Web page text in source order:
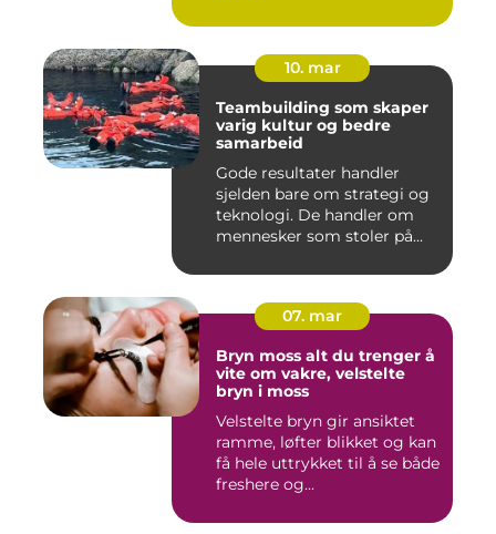
10. mar
Teambuilding som skaper
varig kultur og bedre
samarbeid
Gode resultater handler
sjelden bare om strategi og
teknologi. De handler om
mennesker som stoler på...
07. mar
Bryn moss alt du trenger å
vite om vakre, velstelte
bryn i moss
Velstelte bryn gir ansiktet
ramme, løfter blikket og kan
få hele uttrykket til å se både
freshere og...